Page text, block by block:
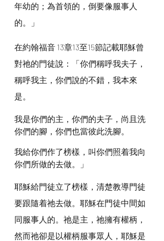
年幼的；為首領的，倒要像服事人
的。」
在約翰福音 13章13至15節記載耶穌曾
對祂的門徒說：「你們稱呼我夫子，
稱呼我主，你們說的不錯，我本來
是。
我是你們的主，你們的夫子，尚且洗
你們的腳，你們也當彼此洗腳。
我給你們作了榜樣，叫你們照着我向
你們所做的去做。」
耶穌給門徒立了榜樣，清楚教導門徒
要跟隨着祂去做。耶穌在門徒中間如
同服事人的。祂是主，祂擁有權柄，
然而祂卻是以權柄服事眾人，耶穌是